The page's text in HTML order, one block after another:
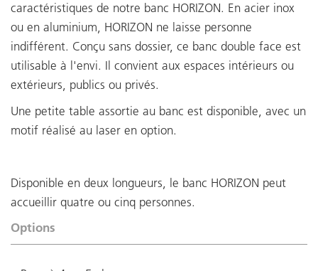
caractéristiques de notre banc HORIZON. En acier inox
ou en aluminium, HORIZON ne laisse personne
indifférent. Conçu sans dossier, ce banc double face est
utilisable à l'envi. Il convient aux espaces intérieurs ou
extérieurs, publics ou privés.
Une petite table assortie au banc est disponible, avec un
motif réalisé au laser en option.
Disponible en deux longueurs, le banc HORIZON peut
accueillir quatre ou cinq personnes.
Options